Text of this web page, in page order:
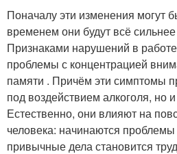
Поначалу эти изменения могут
временем они будут всё
Признаками нарушений в
проблемы с концентрацией
памяти . Причём эти симптомы
под воздействием алкоголя, но
Естественно, они влияют на
человека: начинаются
привычные дела становится